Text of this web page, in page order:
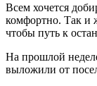
Всем хочется
комфортно. Так и
чтобы путь к
На прошлой
выложили от